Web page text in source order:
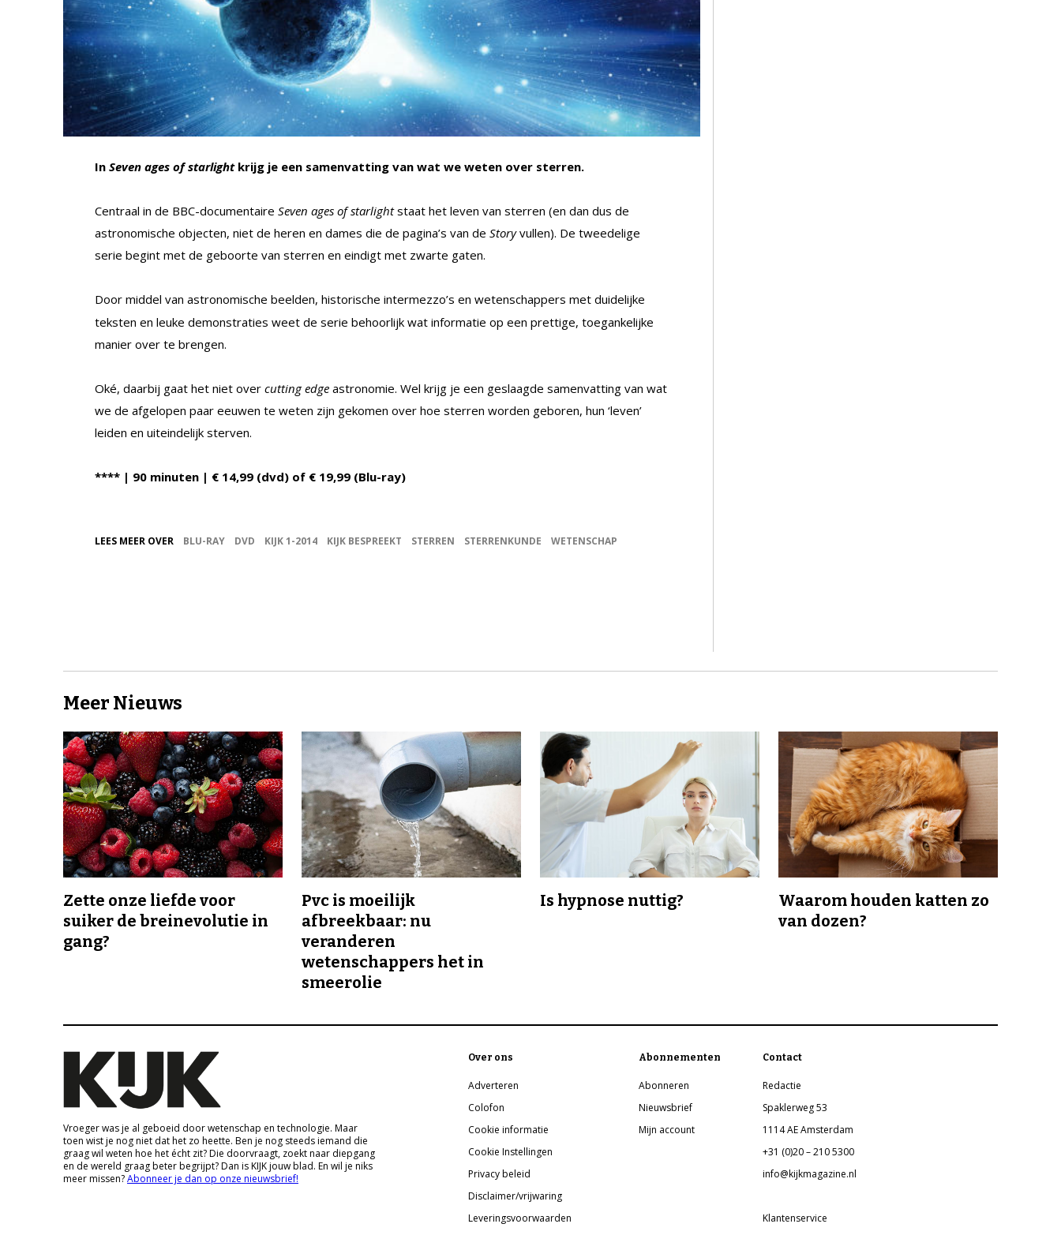
In Seven ages of starlightkrijg je een samenvatting van wat we weten over sterren.
Centraal in de BBC-documentaire Seven ages of starlightstaat het leven van sterren (en dan dus de
astronomische objecten, niet de heren en dames die de pagina’s van de Storyvullen). De tweedelige
serie begint met de geboorte van sterren en eindigt met zwarte gaten.
Door middel van astronomische beelden, historische intermezzo’s en wetenschappers met duidelijke
teksten en leuke demonstraties weet de serie behoorlijk wat informatie op een prettige, toegankelijke
manier over te brengen.
Oké, daarbij gaat het niet over cutting edge astronomie. Wel krijg je een geslaagde samenvatting van wat
we de afgelopen paar eeuwen te weten zijn gekomen over hoe sterren worden geboren, hun ‘leven’
leiden en uiteindelijk sterven.
**** | 90 minuten | € 14,99 (dvd) of € 19,99 (Blu-ray)
LEES MEER OVER BLU-RAY DVD KIJK 1-2014 KIJK BESPREEKT STERREN STERRENKUNDE WETENSCHAP
Meer Nieuws
Zette onze liefde voor
suiker de breinevolutie in
gang?
Pvc is moeilijk
afbreekbaar: nu
veranderen
wetenschappers het in
smeerolie
Is hypnose nuttig?
Waarom houden katten zo
van dozen?
Vroeger was je al geboeid door wetenschap en technologie. Maar
toen wist je nog niet dat het zo heette. Ben je nog steeds iemand die
graag wil weten hoe het écht zit? Die doorvraagt, zoekt naar diepgang
en de wereld graag beter begrijpt? Dan is KIJK jouw blad. En wil je niks
meer missen?Abonneer je dan op onze nieuwsbrief!
Over ons
Adverteren
Colofon
Cookie informatie
Cookie Instellingen
Privacy beleid
Disclaimer/vrijwaring
Leveringsvoorwaarden
Abonnementen
Abonneren
Nieuwsbrief
Mijn account
Contact
Redactie
Spaklerweg 53
1114 AE Amsterdam
+31 (0)20 – 210 5300
info@kijkmagazine.nl
Klantenservice